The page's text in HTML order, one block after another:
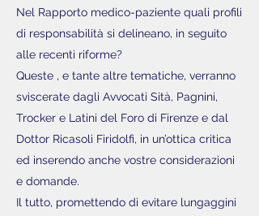
Nel Rapporto medico-paziente quali profili
di responsabilità si delineano, in seguito
alle recenti riforme?
Queste , e tante altre tematiche, verranno
sviscerate dagli Avvocati Sità, Pagnini,
Trocker e Latini del Foro di Firenze e dal
Dottor Ricasoli Firidolfi, in un’ottica critica
ed inserendo anche vostre considerazioni
e domande.
Il tutto, promettendo di evitare lungaggini